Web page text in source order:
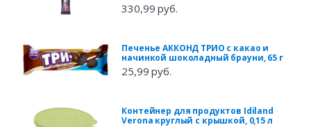
330,99 руб.
Печенье АККОНД ТРИО с какао и
начинкой шоколадный брауни, 65 г
25,99 руб.
Контейнер для продуктов Idiland
Verona круглый с крышкой, 0,15 л